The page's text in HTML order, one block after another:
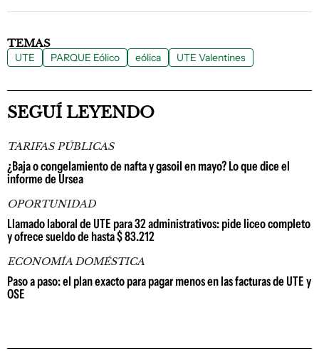
TEMAS
UTE PARQUE Eólico eólica UTE Valentines
SEGUÍ LEYENDO
TARIFAS PÚBLICAS
¿Baja o congelamiento de nafta y gasoil en mayo? Lo que dice el
informe de Ursea
OPORTUNIDAD
Llamado laboral de UTE para 32 administrativos: pide liceo completo
y ofrece sueldo de hasta $ 83.212
ECONOMÍA DOMÉSTICA
Paso a paso: el plan exacto para pagar menos en las facturas de UTE y
OSE